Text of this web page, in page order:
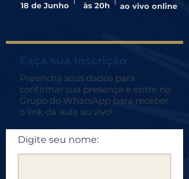
18 de Junho
​às 20h
ao vivo online
Faça sua Inscrição
Preencha seus dados para
confirmar sua presença e entre no
Grupo do WhatsApp para receber
o link da aula ao vivo!
Digite seu nome: